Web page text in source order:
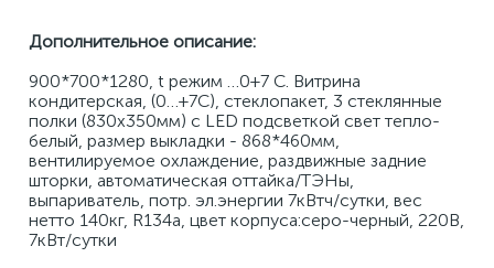
Дополнительное описание:
900*700*1280, t режим …0+7 С. Витрина
кондитерская, (0…+7С), стеклопакет, 3 стеклянные
полки (830х350мм) с LED подсветкой свет тепло-
белый, размер выкладки - 868*460мм,
вентилируемое охлаждение, раздвижные задние
шторки, автоматическая оттайка/ТЭНы,
выпариватель, потр. эл.энергии 7кВтч/сутки, вес
нетто 140кг, R134а, цвет корпуса:серо-черный, 220В,
7кВт/сутки